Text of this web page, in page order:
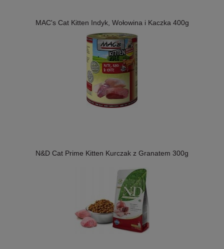
MAC's Cat Kitten Indyk, Wołowina i Kaczka 400g
N&D Cat Prime Kitten Kurczak z Granatem 300g